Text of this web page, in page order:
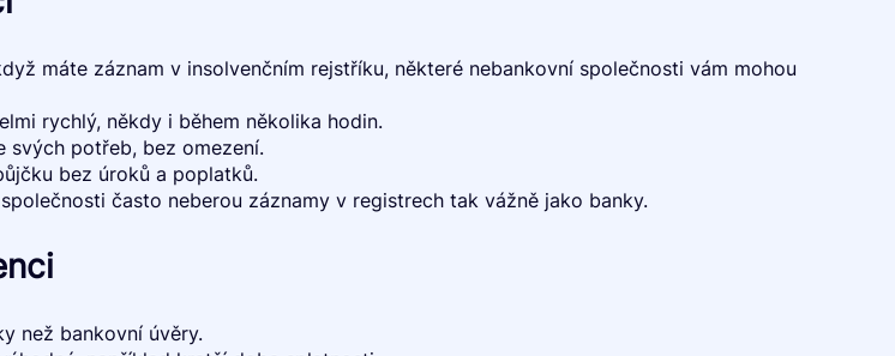
máte záznam v insolvenčním rejstříku, některé nebankovní společnosti vám mohou
rychlý, někdy i během několika hodin.
potřeb, bez omezení.
bez úroků a poplatků.
často neberou záznamy v registrech tak vážně jako banky.
než bankovní úvěry.